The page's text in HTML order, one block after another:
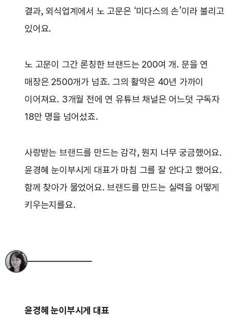
결과, 외식업계에서 노 고문은 ‘미다스의 손’이라 불리고
있어요.
노 고문이 그간 론칭한 브랜드는 200여 개. 문을 연
매장은 2500개가 넘죠. 그의 활약은 40년 가까이
이어져요. 3개월 전에 연 유튜브 채널은 어느덧 구독자
18만 명을 넘어섰죠.
사랑받는 브랜드를 만드는 감각, 뭔지 너무 궁금했어요.
윤경혜 눈이부시게 대표가 마침 그를 잘 안다고 했어요.
함께 찾아가 물었어요. 브랜드를 만드는 실력을 어떻게
키우는지를요.
윤경혜 눈이부시게 대표